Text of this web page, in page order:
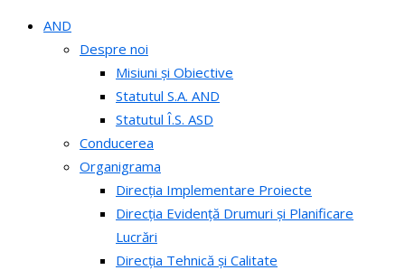
AND
Despre noi
Misiuni și Obiective
Statutul S.A. AND
Statutul Î.S. ASD
Conducerea
Organigrama
Direcția Implementare Proiecte
Direcția Evidență Drumuri și Planificare
Lucrări
Direcția Tehnică și Calitate